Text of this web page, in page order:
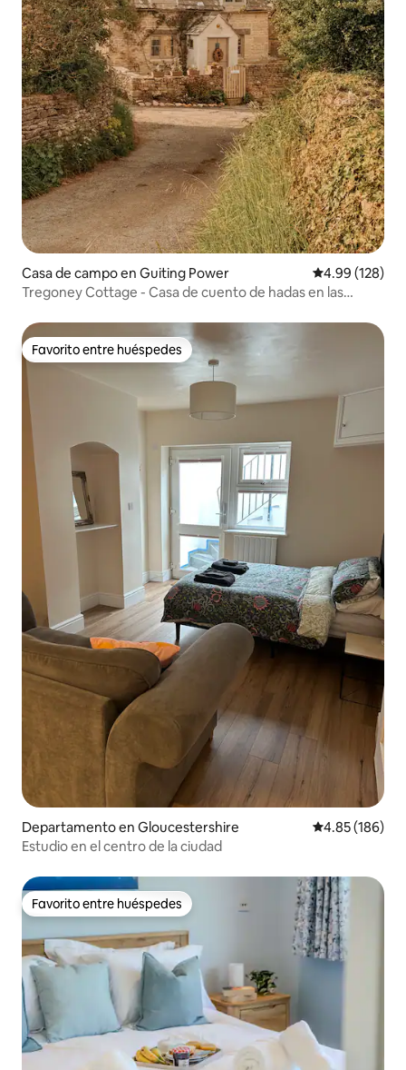
Casa de campo en Guiting Power Calificación
4.99 (128)
Tregoney Cottage - Casa de cuento de hadas en las
Favorito entre huéspedes
Favorito entre huéspedes
Departamento en Gloucestershire Calificación
4.85 (186)
Estudio en el centro de la ciudad
Favorito entre huéspedes
Favorito entre huéspedes